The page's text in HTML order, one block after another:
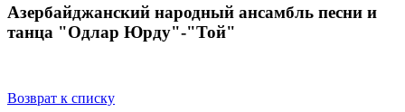
Азербайджанский народный ансамбль песни и
танца "Одлар Юрду"-"Той"
Возврат к списку